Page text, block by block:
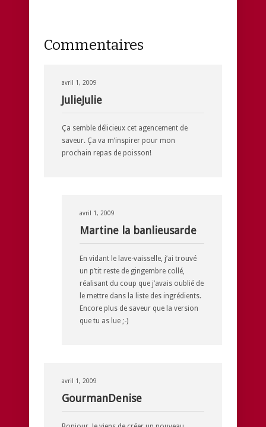
Commentaires
avril 1, 2009
JulieJulie
Ça semble délicieux cet agencement de
saveur. Ça va m’inspirer pour mon
prochain repas de poisson!
avril 1, 2009
Martine la banlieusarde
En vidant le lave-vaisselle, j’ai trouvé
un p’tit reste de gingembre collé,
réalisant du coup que j’avais oublié de
le mettre dans la liste des ingrédients.
Encore plus de saveur que la version
que tu as lue ;-)
avril 1, 2009
GourmanDenise